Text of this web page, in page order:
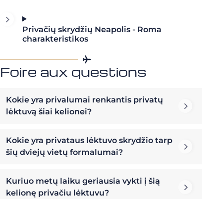
Privačių skrydžių Neapolis - Roma
charakteristikos
Foire aux questions
Kokie yra privalumai renkantis privatų
lėktuvą šiai kelionei?
Kokie yra privataus lėktuvo skrydžio tarp
šių dviejų vietų formalumai?
Kuriuo metų laiku geriausia vykti į šią
kelionę privačiu lėktuvu?